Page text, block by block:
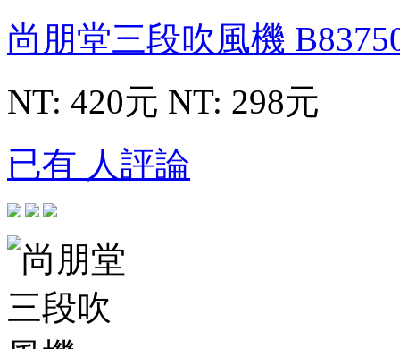
尚朋堂三段吹風機
NT: 420元 NT: 298元
已有 人評論